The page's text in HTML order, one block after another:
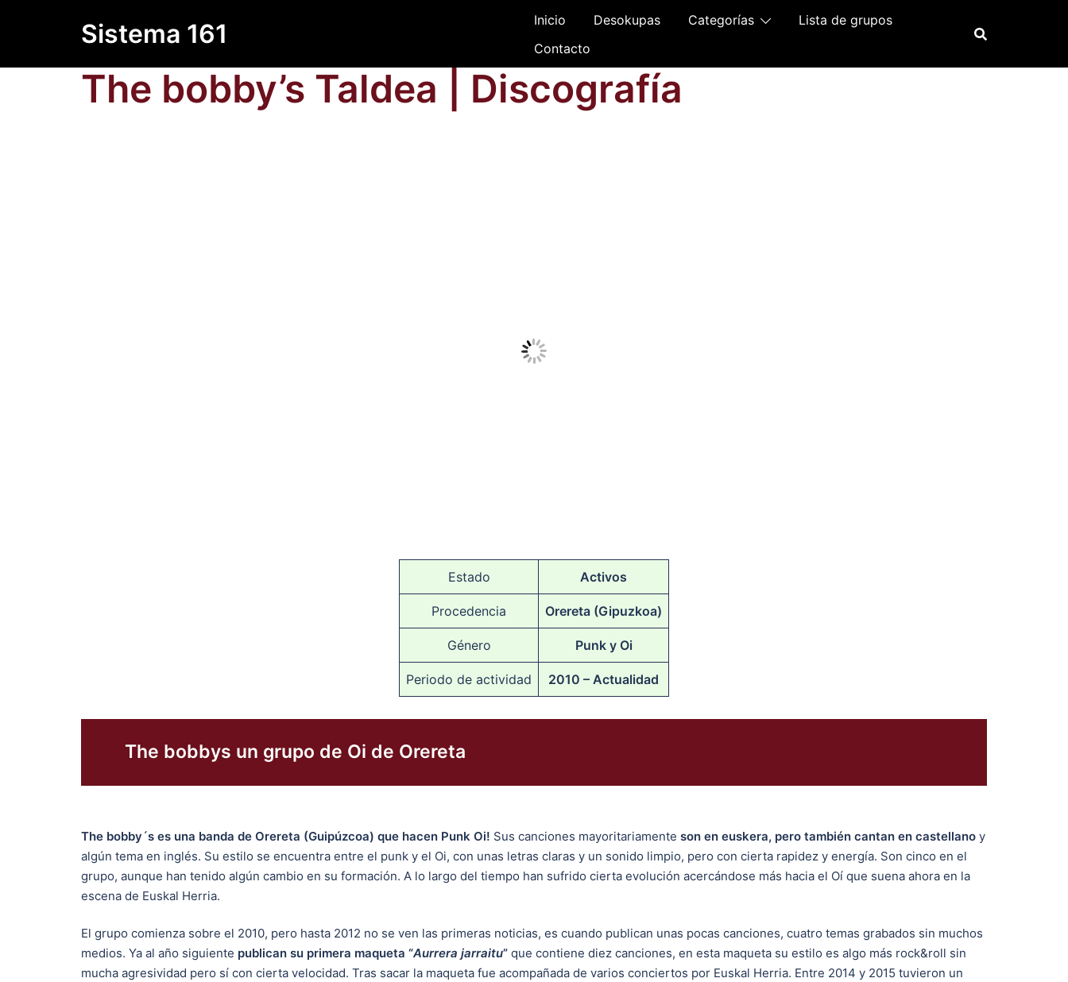
Sistema 161 Inicio Desokupas Categorías
Lista de grupos
Contacto
The bobby’s Taldea | Discografía
Estado Activos
Procedencia Orereta (Gipuzkoa)
Género Punk y Oi
Periodo de actividad 2010 – Actualidad
The bobbys un grupo de Oi de Orereta
The bobby´s es una banda de Orereta (Guipúzcoa) que hacen Punk Oi! Sus canciones mayoritariamente son en euskera, pero también cantan en castellano y
algún tema en inglés. Su estilo se encuentra entre el punk y el Oi, con unas letras claras y un sonido limpio, pero con cierta rapidez y energía. Son cinco en el
grupo, aunque han tenido algún cambio en su formación. A lo largo del tiempo han sufrido cierta evolución acercándose más hacia el Oí que suena ahora en la
escena de Euskal Herria.
El grupo comienza sobre el 2010, pero hasta 2012 no se ven las primeras noticias, es cuando publican unas pocas canciones, cuatro temas grabados sin muchos
medios. Ya al año siguiente publican su primera maqueta “Aurrera jarraitu” que contiene diez canciones, en esta maqueta su estilo es algo más rock&roll sin
mucha agresividad pero sí con cierta velocidad. Tras sacar la maqueta fue acompañada de varios conciertos por Euskal Herria. Entre 2014 y 2015 tuvieron un